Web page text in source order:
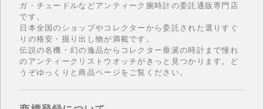
ガ・チュードルなどアンティーク腕時計の委託通販専門店
です。
日本全国のショップやコレクターから委託された選りすぐ
りの格安・掘り出し物が満載です。
伝説の名機・幻の逸品からコレクター垂涎の時計まで憧れ
のアンティークリストウオッチがきっと見つかります。ど
うぞゆっくりと商品ページをご覧ください。